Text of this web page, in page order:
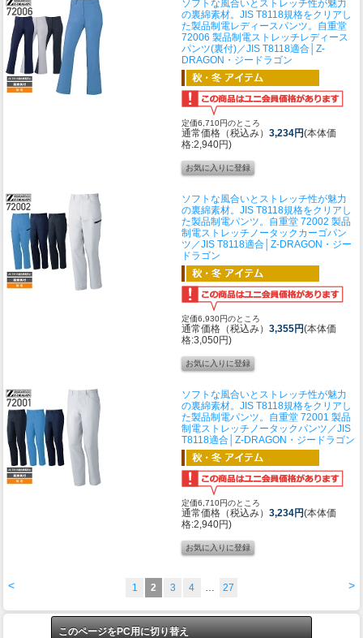
ソフトな風合いとストレッチ性が魅力
の裏綿素材。JIS T8118規格をクリアし
た製品制電レディースパンツ。 自重堂
72006 製品制電ストレッチレディース
パンツ(裏付)／JIS T8118適合│Z-
DRAGON・ジードラゴン
定価6,710円のところ
通常価格（税込み） 3,234円(本体価
格:2,940円)
ソフトな風合いとストレッチ性が魅力
の裏綿素材。JIS T8118規格をクリアし
た製品制電パンツ。 自重堂 72002 製品
制電ストレッチノータックカーゴパン
ツ／JIS T8118適合│Z-DRAGON・ジー
ドラゴン
定価6,930円のところ
通常価格（税込み） 3,355円(本体価
格:3,050円)
ソフトな風合いとストレッチ性が魅力
の裏綿素材。JIS T8118規格をクリアし
た製品制電パンツ。 自重堂 72001 製品
制電ストレッチノータックパンツ／JIS
T8118適合│Z-DRAGON・ジードラゴン
定価6,710円のところ
通常価格（税込み） 3,234円(本体価
格:2,940円)
< >
1 2 3 4 … 27
このページをPC用に切り替え